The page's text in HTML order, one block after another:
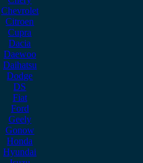
Chevrolet
Citroen
Cupra
Dacia
Daewoo
Daihatsu
Dodge
DS
Fiat
Ford
Geely
Gonow
Honda
Hyundai